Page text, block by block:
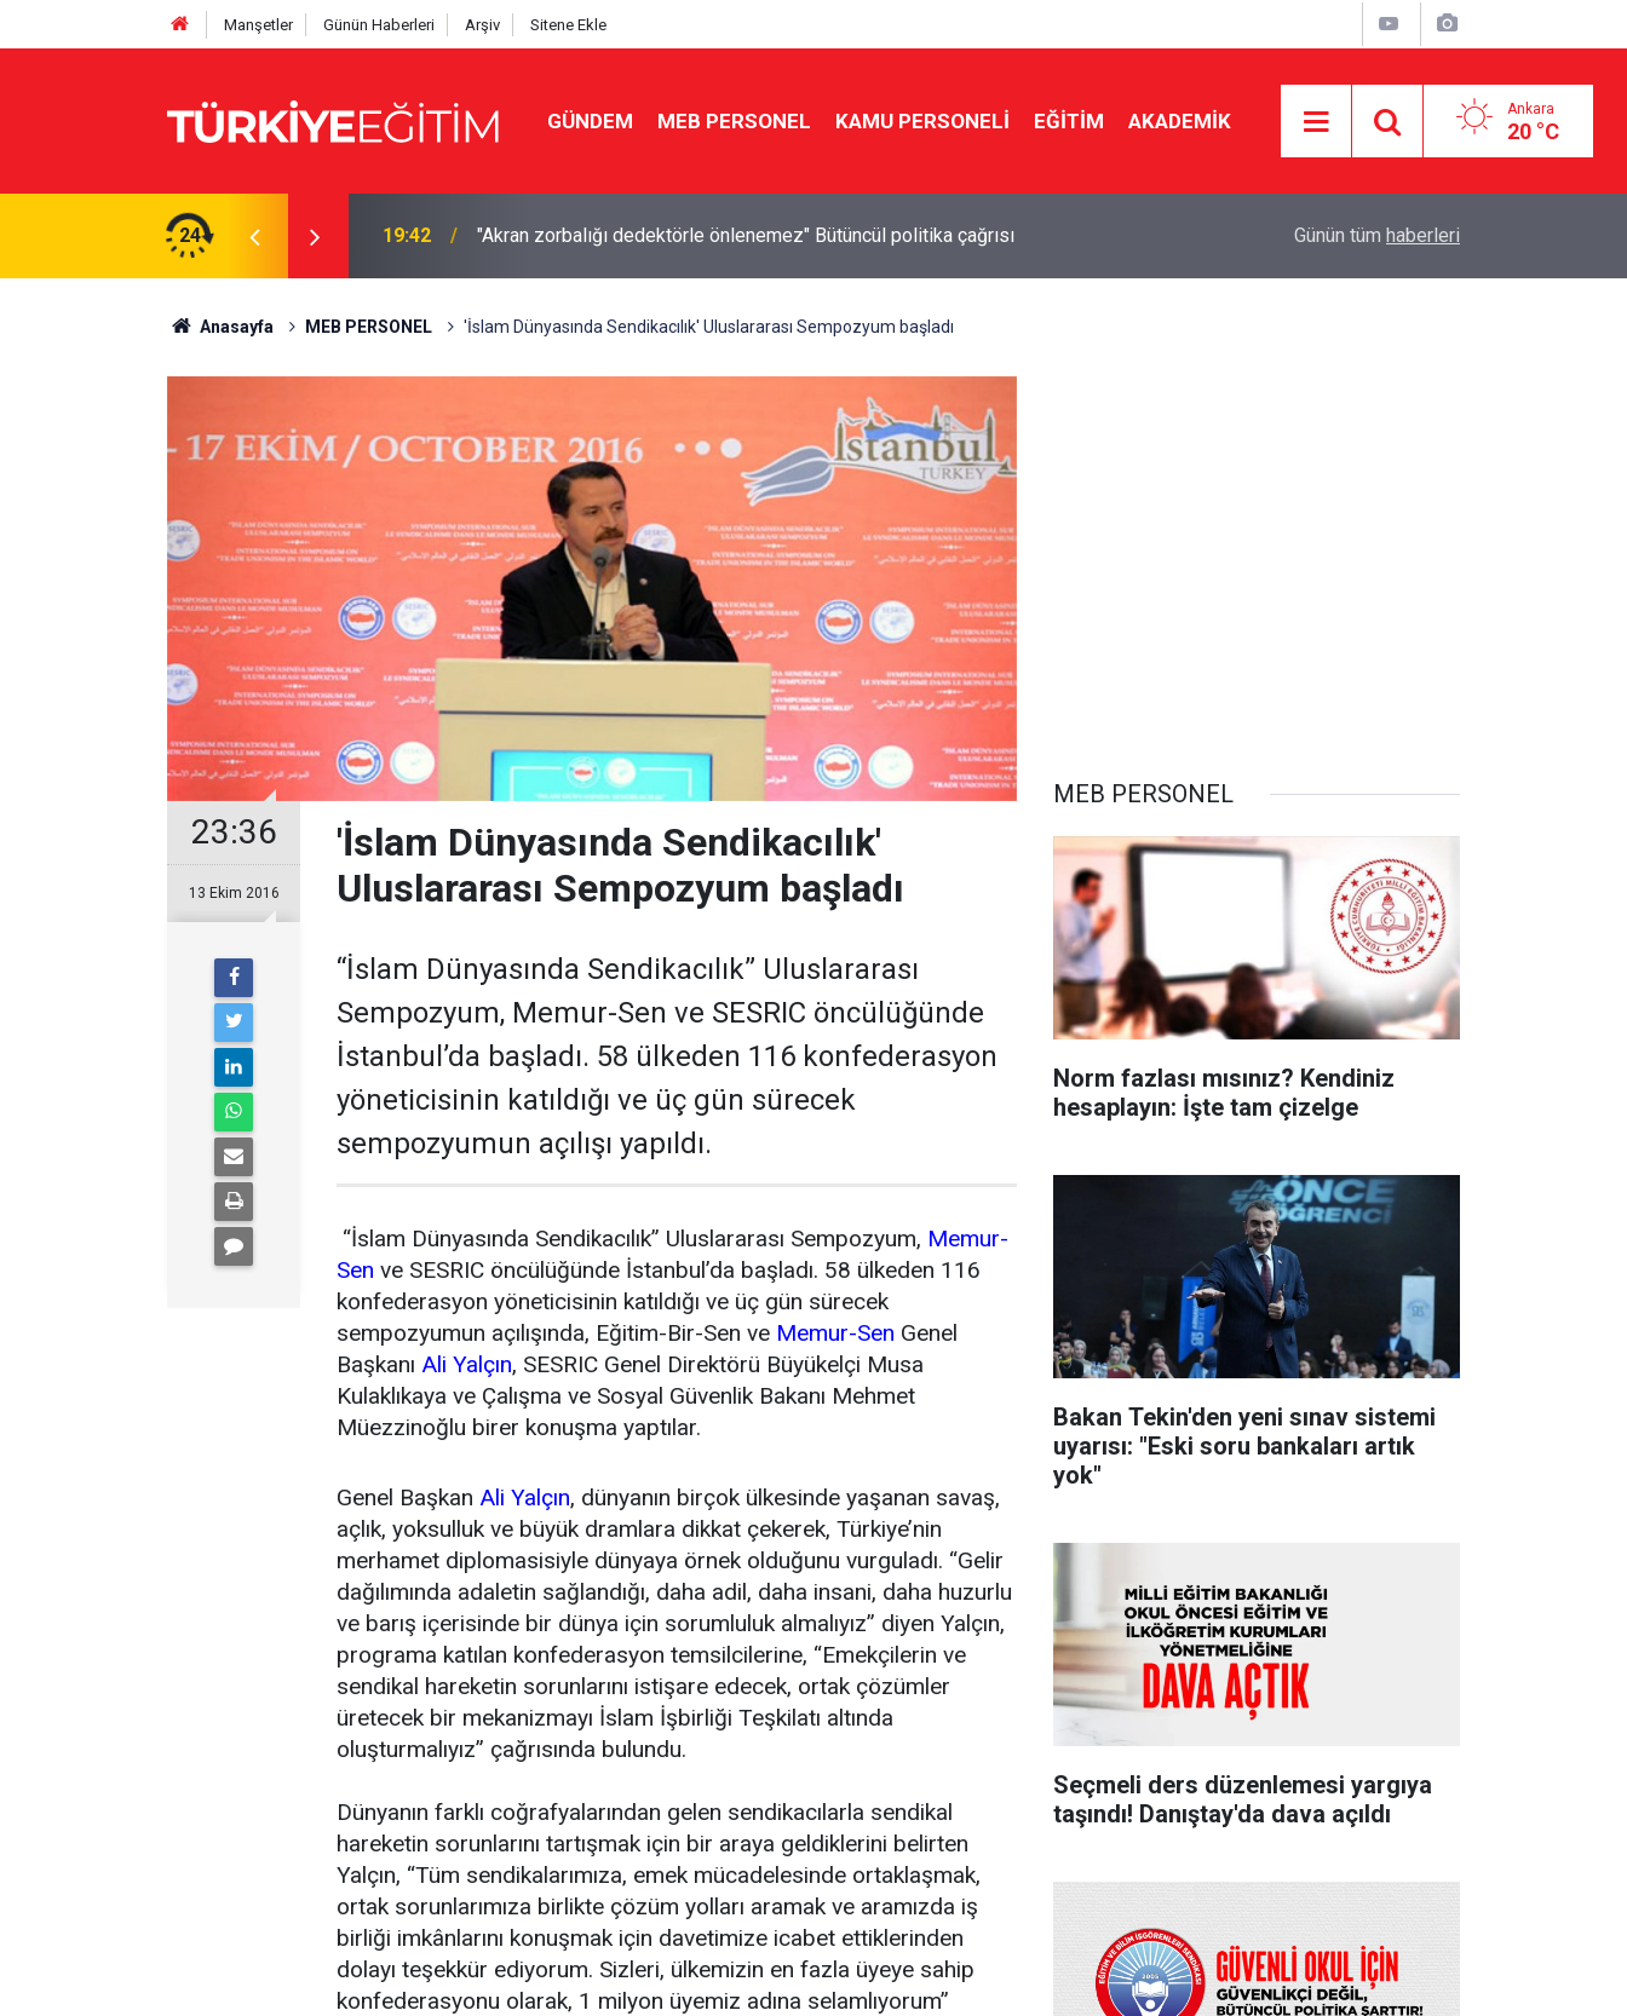
Manşetler Günün Haberleri Arşiv Sitene Ekle
GÜNDEM MEB PERSONEL KAMU PERSONELİ EĞİTİM AKADEMİK Ankara
20 °C
24
Bütüncül politika çağrısı 19:31 Altın rekor üstüne rekor! Kilogram fiyatı 6,6 milyon lirayı aştı MEB ilk Defa Yönetici tercihleri başladı! MEBBİS
Günün tüm haberleri
Anasayfa MEB PERSONEL 'İslam Dünyasında Sendikacılık' Uluslararası Sempozyum başladı
23:36
13 Ekim 2016
'İslam Dünyasında Sendikacılık'
Uluslararası Sempozyum başladı
“İslam Dünyasında Sendikacılık” Uluslararası
Sempozyum, Memur-Sen ve SESRIC öncülüğünde
İstanbul’da başladı. 58 ülkeden 116 konfederasyon
yöneticisinin katıldığı ve üç gün sürecek
sempozyumun açılışı yapıldı.
“İslam Dünyasında Sendikacılık” Uluslararası Sempozyum, Memur-
Sen ve SESRIC öncülüğünde İstanbul’da başladı. 58 ülkeden 116
konfederasyon yöneticisinin katıldığı ve üç gün sürecek
sempozyumun açılışında, Eğitim-Bir-Sen ve Memur-Sen Genel
Başkanı Ali Yalçın, SESRIC Genel Direktörü Büyükelçi Musa
Kulaklıkaya ve Çalışma ve Sosyal Güvenlik Bakanı Mehmet
Müezzinoğlu birer konuşma yaptılar.
Genel Başkan Ali Yalçın, dünyanın birçok ülkesinde yaşanan savaş,
açlık, yoksulluk ve büyük dramlara dikkat çekerek, Türkiye’nin
merhamet diplomasisiyle dünyaya örnek olduğunu vurguladı. “Gelir
dağılımında adaletin sağlandığı, daha adil, daha insani, daha huzurlu
ve barış içerisinde bir dünya için sorumluluk almalıyız” diyen Yalçın,
programa katılan konfederasyon temsilcilerine, “Emekçilerin ve
sendikal hareketin sorunlarını istişare edecek, ortak çözümler
üretecek bir mekanizmayı İslam İşbirliği Teşkilatı altında
oluşturmalıyız” çağrısında bulundu.
Dünyanın farklı coğrafyalarından gelen sendikacılarla sendikal
hareketin sorunlarını tartışmak için bir araya geldiklerini belirten
Yalçın, “Tüm sendikalarımıza, emek mücadelesinde ortaklaşmak,
ortak sorunlarımıza birlikte çözüm yolları aramak ve aramızda iş
birliği imkânlarını konuşmak için davetimize icabet ettiklerinden
dolayı teşekkür ediyorum. Sizleri, ülkemizin en fazla üyeye sahip
konfederasyonu olarak, 1 milyon üyemiz adına selamlıyorum”
MEB PERSONEL
Norm fazlası mısınız? Kendiniz
hesaplayın: İşte tam çizelge
Bakan Tekin'den yeni sınav sistemi
uyarısı: "Eski soru bankaları artık
yok"
Seçmeli ders düzenlemesi yargıya
taşındı! Danıştay'da dava açıldı